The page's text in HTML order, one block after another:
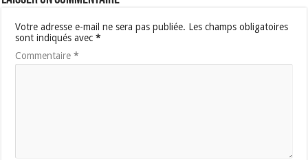
Votre adresse e-mail ne sera pas publiée. Les champs obligatoires
sont indiqués avec*
Commentaire*